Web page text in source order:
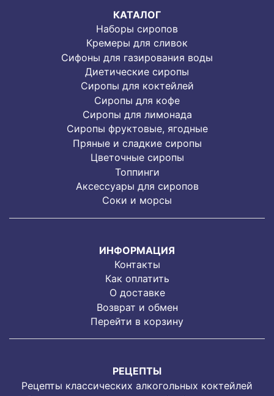
КАТАЛОГ
Наборы сиропов
Кремеры для сливок
Сифоны для газирования воды
Диетические сиропы
Сиропы для коктейлей
Сиропы для кофе
Сиропы для лимонада
Cиропы фруктовые, ягодные
Пряные и сладкие сиропы
Цветочные сиропы
Топпинги
Аксессуары для сиропов
Соки и морсы
ИНФОРМАЦИЯ
Контакты
Как оплатить
О доставке
Возврат и обмен
Перейти в корзину
РЕЦЕПТЫ
Рецепты классических алкогольных коктейлей